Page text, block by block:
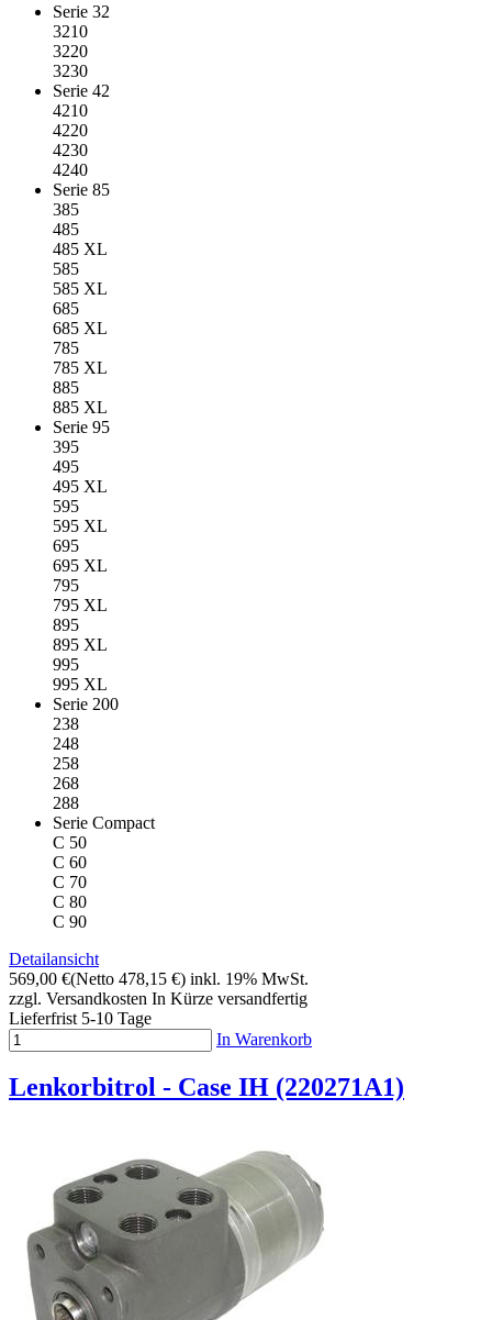
Serie 32
3210
3220
3230
Serie 42
4210
4220
4230
4240
Serie 85
385
485
485 XL
585
585 XL
685
685 XL
785
785 XL
885
885 XL
Serie 95
395
495
495 XL
595
595 XL
695
695 XL
795
795 XL
895
895 XL
995
995 XL
Serie 200
238
248
258
268
288
Serie Compact
C 50
C 60
C 70
C 80
C 90
Detailansicht
569,00 €(Netto 478,15 €) inkl. 19% MwSt.
zzgl. Versandkosten In Kürze versandfertig
Lieferfrist 5-10 Tage
In Warenkorb
Lenkorbitrol - Case IH (220271A1)